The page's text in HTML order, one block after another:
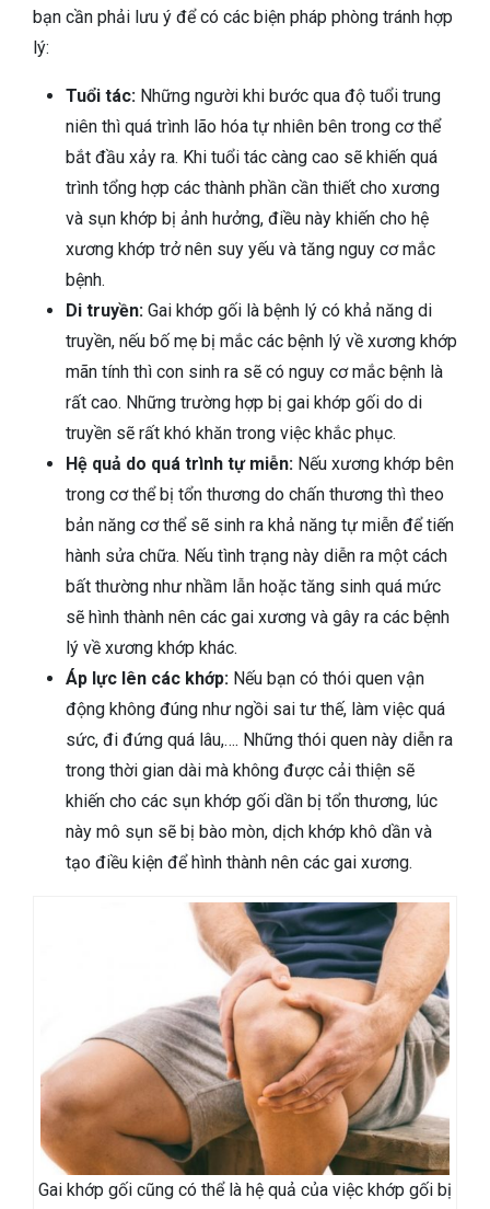
bạn cần phải lưu ý để có các biện pháp phòng tránh hợp
lý:
Tuổi tác: Những người khi bước qua độ tuổi trung
niên thì quá trình lão hóa tự nhiên bên trong cơ thể
bắt đầu xảy ra. Khi tuổi tác càng cao sẽ khiến quá
trình tổng hợp các thành phần cần thiết cho xương
và sụn khớp bị ảnh hưởng, điều này khiến cho hệ
xương khớp trở nên suy yếu và tăng nguy cơ mắc
bệnh.
Di truyền: Gai khớp gối là bệnh lý có khả năng di
truyền, nếu bố mẹ bị mắc các bệnh lý về xương khớp
mãn tính thì con sinh ra sẽ có nguy cơ mắc bệnh là
rất cao. Những trường hợp bị gai khớp gối do di
truyền sẽ rất khó khăn trong việc khắc phục.
Hệ quả do quá trình tự miễn: Nếu xương khớp bên
trong cơ thể bị tổn thương do chấn thương thì theo
bản năng cơ thể sẽ sinh ra khả năng tự miễn để tiến
hành sửa chữa. Nếu tình trạng này diễn ra một cách
bất thường như nhầm lẫn hoặc tăng sinh quá mức
sẽ hình thành nên các gai xương và gây ra các bệnh
lý về xương khớp khác.
Áp lực lên các khớp: Nếu bạn có thói quen vận
động không đúng như ngồi sai tư thế, làm việc quá
sức, đi đứng quá lâu,…. Những thói quen này diễn ra
trong thời gian dài mà không được cải thiện sẽ
khiến cho các sụn khớp gối dần bị tổn thương, lúc
này mô sụn sẽ bị bào mòn, dịch khớp khô dần và
tạo điều kiện để hình thành nên các gai xương.
Gai khớp gối cũng có thể là hệ quả của việc khớp gối bị